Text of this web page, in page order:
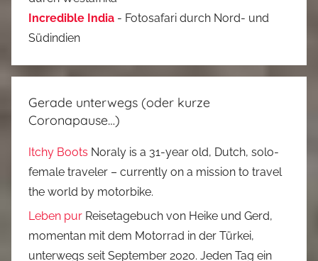
Incredible India - Fotosafari durch Nord- und
Südindien
Gerade unterwegs (oder kurze
Coronapause…)
Itchy Boots Noraly is a 31-year old, Dutch, solo-
female traveler – currently on a mission to travel
the world by motorbike.
Leben pur Reisetagebuch von Heike und Gerd,
momentan mit dem Motorrad in der Türkei,
unterwegs seit September 2020. Jeden Tag ein